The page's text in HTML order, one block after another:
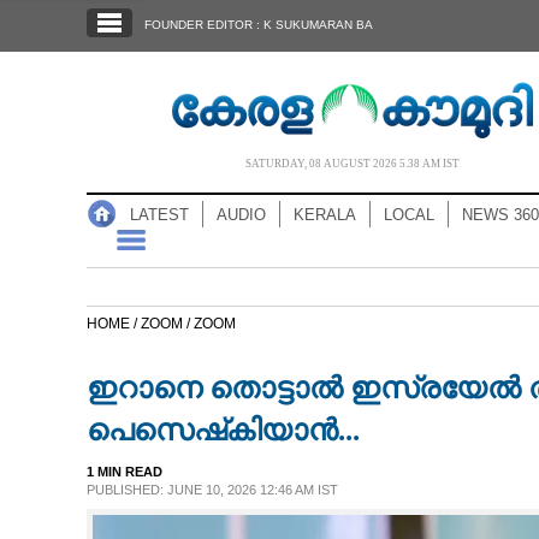
NOTIFIED NEWS
NEWS 360
CASE DIARY
FOUNDER EDITOR : K SUKUMARAN BA
SATURDAY, 08 AUGUST 2026 5.38 AM IST
LATEST AUDIO KERALA LOCAL NEWS 360
HOME /ZOOM /ZOOM
ഇറാനെ തൊട്ടാൽ ഇസ്രയേൽ
പെസെഷ്‌കിയാൻ...
1 MIN READ
PUBLISHED: JUNE 10, 2026 12:46 AM IST